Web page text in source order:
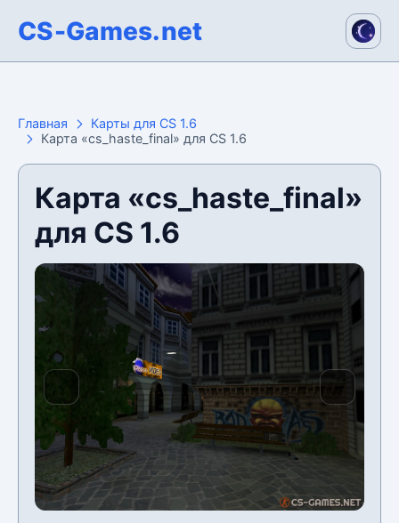
CS-Games.net
Главная
Карты для CS 1.6
Карта «cs_haste_final» для CS 1.6
Карта «cs_haste_final»
для CS 1.6